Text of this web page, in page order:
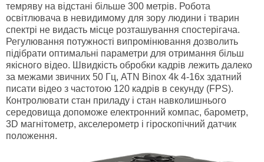
темряву на відстані більше 300 метрів. Робота
освітлювача в невидимому для зору людини і тварин
спектрі не видасть місце розташування спостерігача.
Регулювання потужності випромінювання дозволить
підібрати оптимальні параметри для отримання більш
якісного відео. Швидкість обробки кадрів лежить далеко
за межами звичних 50 Гц, ATN Binox 4k 4-16x здатний
писати відео з частотою 120 кадрів в секунду (FPS).
Контролювати стан приладу і стан навколишнього
середовища допоможе електронний компас, барометр,
3D магнітометр, акселерометр і гіроскопічний датчик
положення.